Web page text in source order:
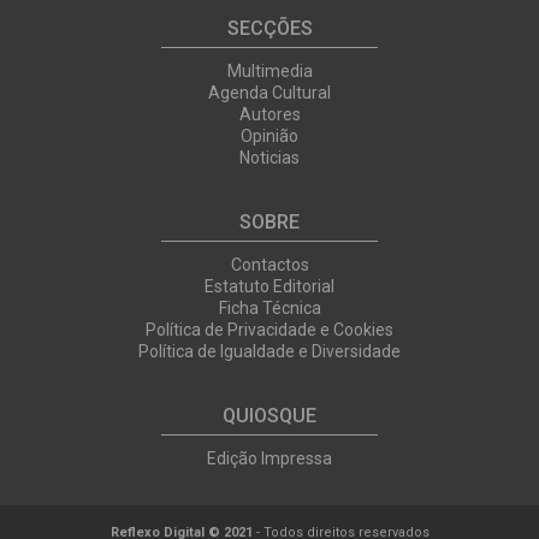
SECÇÕES
Multimedia
Agenda Cultural
Autores
Opinião
Noticias
SOBRE
Contactos
Estatuto Editorial
Ficha Técnica
Política de Privacidade e Cookies
Política de Igualdade e Diversidade
QUIOSQUE
Edição Impressa
Reflexo Digital © 2021 - Todos direitos reservados